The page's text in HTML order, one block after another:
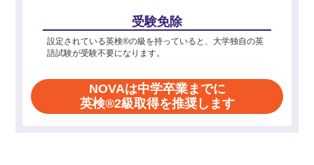
受験免除
設定されている英検®の級を持っていると、大学独自の英
語試験が受験不要になります。
NOVAは中学卒業までに
英検®2級取得を推奨します